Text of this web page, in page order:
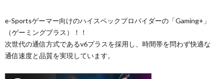
e-Sportsゲーマー向けのハイスペックプロバイダーの「Gaming+」
（ゲーミングプラス）！！
次世代の通信方式であるv6プラスを採用し、時間帯を問わず快適な
通信速度と品質を実現しています。